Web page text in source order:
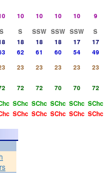
10 10 10 10 9
S S SSW SSW SSW S
18 18 18 17 17
62 61 60 54 49
23 23 23 23 23
72 72 70 70 72
SChc SChc SChc SChc SChc
SChc SChc SChc SChc SChc